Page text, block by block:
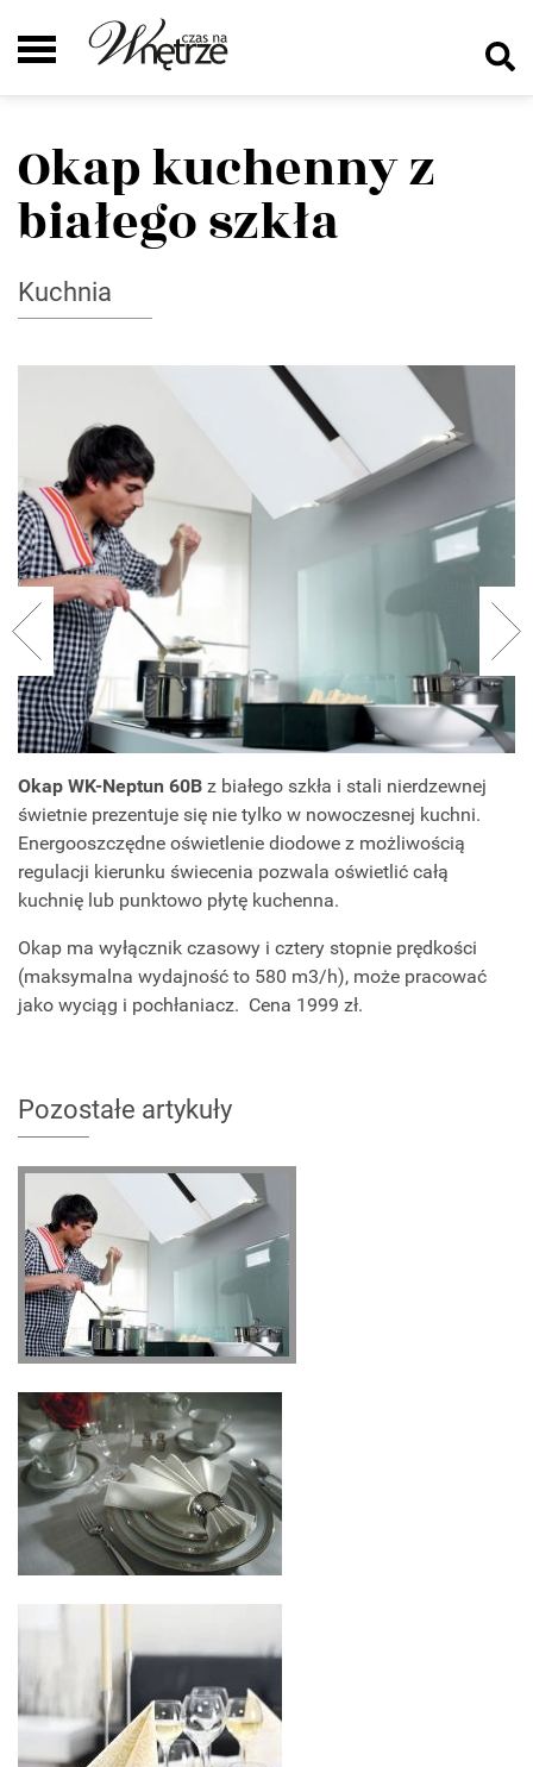
Okap kuchenny z
białego szkła
Kuchnia
Okap WK-Neptun 60B z białego szkła i stali nierdzewnej
świetnie prezentuje się nie tylko w nowoczesnej kuchni.
Energooszczędne oświetlenie diodowe z możliwością
regulacji kierunku świecenia pozwala oświetlić całą
kuchnię lub punktowo płytę kuchenna.
Okap ma wyłącznik czasowy i cztery stopnie prędkości
(maksymalna wydajność to 580 m3/h), może pracować
jako wyciąg i pochłaniacz. Cena 1999 zł.
Pozostałe artykuły